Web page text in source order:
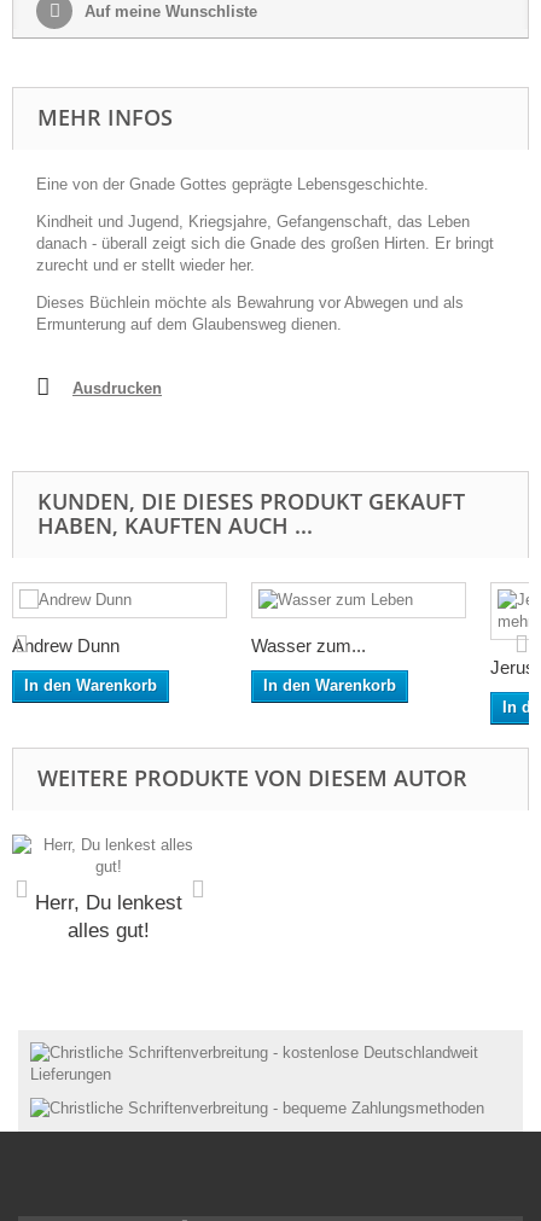
Auf meine Wunschliste
MEHR INFOS
Eine von der Gnade Gottes geprägte Lebensgeschichte.
Kindheit und Jugend, Kriegsjahre, Gefangenschaft, das Leben
danach - überall zeigt sich die Gnade des großen Hirten. Er bringt
zurecht und er stellt wieder her.
Dieses Büchlein möchte als Bewahrung vor Abwegen und als
Ermunterung auf dem Glaubensweg dienen.
Ausdrucken
KUNDEN, DIE DIESES PRODUKT GEKAUFT
HABEN, KAUFTEN AUCH ...
Andrew Dunn
In den Warenkorb
Wasser zum...
In den Warenkorb
In
WEITERE PRODUKTE VON DIESEM AUTOR
Herr, Du lenkest
alles gut!